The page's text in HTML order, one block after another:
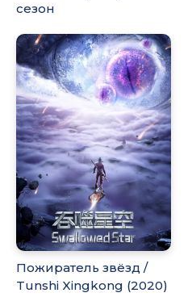
сезон
Пожиратель звёзд /
Tunshi Xingkong (2020)